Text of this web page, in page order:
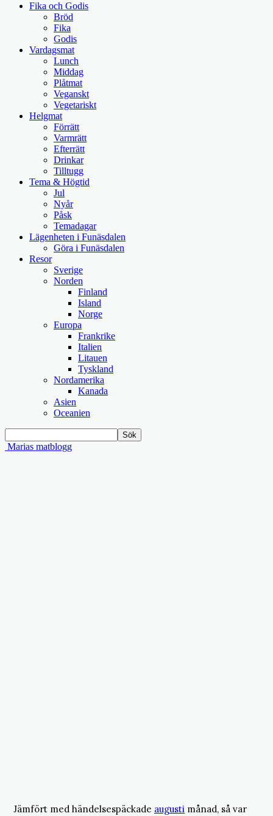
Fika och Godis
Bröd
Fika
Godis
Vardagsmat
Lunch
Middag
Plåtmat
Veganskt
Vegetariskt
Helgmat
Förrätt
Varmrätt
Efterrätt
Drinkar
Tilltugg
Tema & Högtid
Jul
Nyår
Påsk
Temadagar
Lägenheten i Funäsdalen
Göra i Funäsdalen
Resor
Sverige
Norden
Finland
Island
Norge
Europa
Frankrike
Italien
Litauen
Tyskland
Nordamerika
Kanada
Asien
Oceanien
Marias matblogg
Jämfört med händelsespäckade augusti månad, så var